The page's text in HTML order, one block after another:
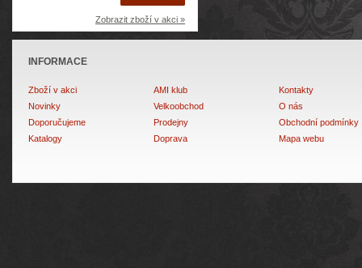
Zobrazit zboží v akci »
INFORMACE
Zboží v akci
Novinky
Doporučujeme
Katalogy
AMI klub
Velkoobchod
Prodejny
Doprava
Kontakty
O nás
Obchodní podmínky
Mapa webu